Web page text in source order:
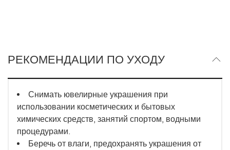
РЕКОМЕНДАЦИИ ПО УХОДУ
Снимать ювелирные украшения при
использовании косметических и бытовых
химических средств, занятий спортом, водными
процедурами.
Беречь от влаги, предохранять украшения от